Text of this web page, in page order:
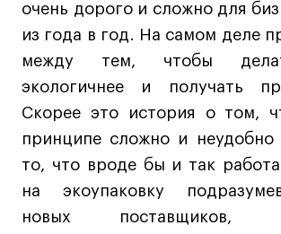
Техникум
Специалист кино- и
Графический дизайнер
Цифровой маркетолог
Технолог-конструктор одежды
Коммерческий фотограф
Все программы
очень дорого и сложно для
из года в год. На самом деле
между тем, чтобы
экологичнее и получать
Скорее это история о том,
принципе сложно и неудобно
то, что вроде бы и так
на экоупаковку
новых поставщиков,